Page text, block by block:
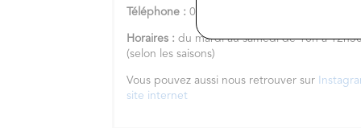
Téléphone :02.47.92.57.32
Horaires :du mardi au samedi de 10h à
(selon les saisons)
Vous pouvez aussi nous retrouver sur
site internet